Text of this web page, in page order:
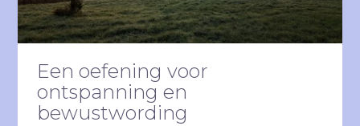
Een oefening voor
ontspanning en
bewustwording